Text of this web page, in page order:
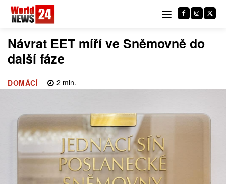
Návrat EET míří ve Sněmovně do
další fáze
DOMÁCÍ 2 min.